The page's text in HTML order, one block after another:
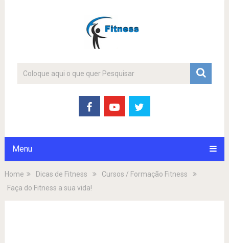
Menu
Home Dicas de Fitness
Cursos / Formação Fitness
Faça do Fitness a sua vida!